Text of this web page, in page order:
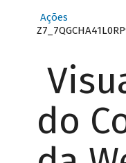
Ações
do